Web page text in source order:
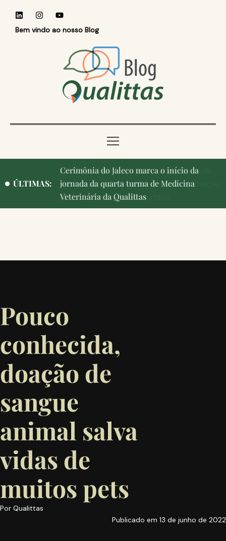
Bem vindo ao nosso Blog
ÚLTIMAS:
Qualittas, Portas Abertas! e aniversário de
Campinas, cidade onde nasceu a instituição,
ganham destaque na imprensa
Pouco
conhecida,
doação de
sangue
animal salva
vidas de
muitos pets
Por Qualittas
Publicado em 13 de junho de 2022